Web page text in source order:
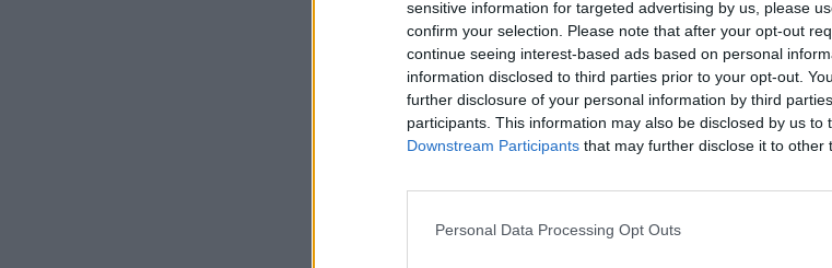
sensitive information for targeted advertising by us, please
confirm your selection. Please note that after your opt-out
continue seeing interest-based ads based on personal
information disclosed to third parties prior to your opt-out.
further disclosure of your personal information by third
participants. This information may also be disclosed by us to
Downstream Participants that may further disclose it to other
Personal Data Processing Opt Outs
Eladó:
Cím:
Mű-
1055
Telefon:
Bemutatkozás: Kiemelkedő
vétele és aukcionálása.